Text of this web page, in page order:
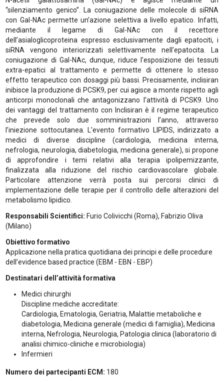
“silenziamento genico”. La coniugazione delle molecole di siRNA
con Gal-NAc permette un’azione selettiva a livello epatico. Infatti,
mediante il legame di Gal-NAc con il recettore
dell’asialoglicoproteina espresso esclusivamente dagli epatociti, i
siRNA vengono interiorizzati selettivamente nell’epatocita. La
coniugazione di Gal-NAc, dunque, riduce l’esposizione dei tessuti
extra-epatici al trattamento e permette di ottenere lo stesso
effetto terapeutico con dosaggi più bassi. Precisamente, inclisiran
inibisce la produzione di PCSK9, per cui agisce a monte rispetto agli
anticorpi monoclonali che antagonizzano l’attività di PCSK9. Uno
dei vantaggi del trattamento con Inclisiran è il regime terapeutico
che prevede solo due somministrazioni l’anno, attraverso
l’iniezione sottocutanea. L’evento formativo LIPIDS, indirizzato a
medici di diverse discipline (cardiologia, medicina interna,
nefrologia, neurologia, diabetologia, medicina generale), si propone
di approfondire i temi relativi alla terapia ipolipemizzante,
finalizzata alla riduzione del rischio cardiovascolare globale.
Particolare attenzione verrà posta sui percorsi clinici di
implementazione delle terapie per il controllo delle alterazioni del
metabolismo lipidico.
Responsabili Scientifici: Furio Colivicchi (Roma), Fabrizio Oliva
(Milano)
Obiettivo formativo
Applicazione nella pratica quotidiana dei principi e delle procedure
dell’evidence based practice (EBM - EBN - EBP)
Destinatari dell’attività formativa
Medici chirurghi
Discipline mediche accreditate:
Cardiologia, Ematologia, Geriatria, Malattie metaboliche e
diabetologia, Medicina generale (medici di famiglia), Medicina
interna, Nefrologia, Neurologia, Patologia clinica (laboratorio di
analisi chimico-cliniche e microbiologia)
Infermieri
Numero dei partecipanti ECM: 180